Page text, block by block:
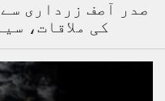
صدر آصف زرداری
کی ملاقات،